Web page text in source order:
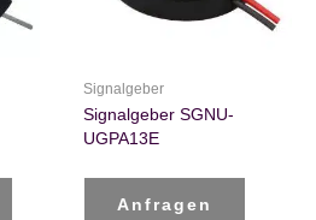
Signalgeber
Signalgeber SGNU-
UGPA13E
Anfragen